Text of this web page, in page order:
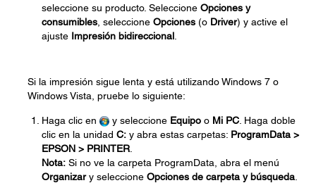
seleccione su producto. Seleccione Opciones y
consumibles , seleccione Opciones (o Driver) y active el
ajuste Impresión bidireccional
Si la impresión sigue lenta y está utilizando Windows 7 o
Windows Vista, pruebe lo siguiente:
Haga clic en y seleccione Equipo o Mi PC . Haga doble
clic en la unidad C: y abra estas carpetas: ProgramData >
EPSON > PRINTER
Nota: Si no ve la carpeta ProgramData, abra el menú
Organizary seleccione Opciones de carpeta y búsqueda